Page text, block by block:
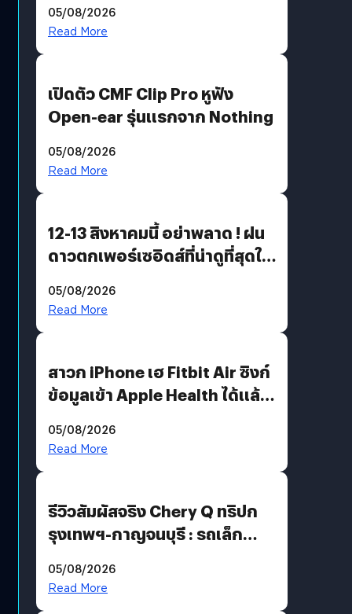
Moon x LINE FRIENDS
05/08/2026
Read More
เปิดตัว CMF Clip Pro หูฟัง
Open-ear รุ่นแรกจาก Nothing
05/08/2026
Read More
12-13 สิงหาคมนี้ อย่าพลาด ! ฝน
ดาวตกเพอร์เซอิดส์ที่น่าดูที่สุดใน
05/08/2026
Read More
สาวก iPhone เฮ Fitbit Air ซิงก์
ข้อมูลเข้า Apple Health ได้แล้ว
05/08/2026
Read More
รีวิวสัมผัสจริง Chery Q ทริปก
รุงเทพฯ-กาญจนบุรี : รถเล็ก
ฟังก์ชันเกินตัว
05/08/2026
Read More